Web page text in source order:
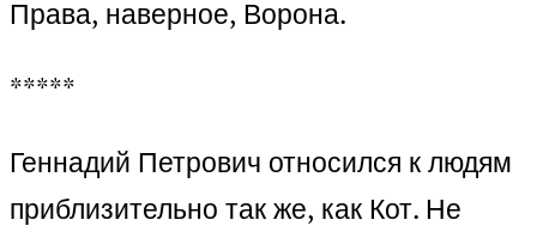
Права, наверное, Ворона.
*****
Геннадий Петрович относился к людям
приблизительно так же, как Кот. Не